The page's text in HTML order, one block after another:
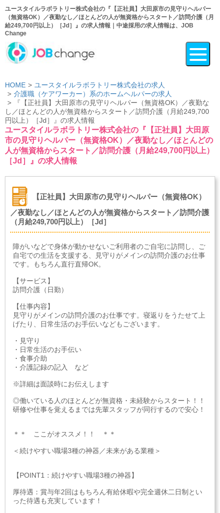
ユースタイルラボラトリー株式会社の『【正社員】大田原市の見守りヘルパー
（無資格OK）／夜勤なし／ほとんどの人が無資格からスタート／訪問介護（月
給249,700円以上）［Jd］』の求人情報｜中途採用の求人情報は、JOB
Change
HOME
ユースタイルラボラトリー株式会社の求人
介護職（ケアワーカー）系のホームヘルパーの求人
『【正社員】大田原市の見守りヘルパー（無資格OK）／夜勤な
し／ほとんどの人が無資格からスタート／訪問介護（月給249,700
円以上）［Jd］』の求人情報
ユースタイルラボラトリー株式会社の『【正社員】大田原
市の見守りヘルパー（無資格OK）／夜勤なし／ほとんどの
人が無資格からスタート／訪問介護（月給249,700円以上）
［Jd］』の求人情報
【正社員】大田原市の見守りヘルパー（無資格OK）
／夜勤なし／ほとんどの人が無資格からスタート／訪問介護
（月給249,700円以上）［Jd］
障がいなどで身体が動かせないご利用者のご自宅に訪問し、ご
自宅での生活を支援する、見守りがメインの訪問介護のお仕事
です。もちろん直行直帰OK。
【サービス】
訪問介護（日勤）
【仕事内容】
見守りがメインの訪問介護のお仕事です。寝返りをうたせて上
げたり、日常生活のお手伝いなどもございます。
・見守り
・日常生活のお手伝い
・食事介助
・介護記録の記入 など
※詳細は面談時にお伝えします
◎働いている人のほとんどが無資格・未経験からスタート！！
研修や仕事を覚えるまでは先輩スタッフが同行するので安心！
＊＊ ここがオススメ！！ ＊＊
＜続けやすい職場3種の神器／未来がある業種＞
【POINT1：続けやすい職場3種の神器】
厚待遇：賞与年2回はもちろん有給休暇や完全週休二日制とい
った待遇も充実しています！